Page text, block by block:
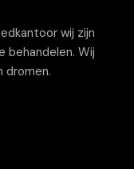
wij zijn
behandelen. Wij
dromen.